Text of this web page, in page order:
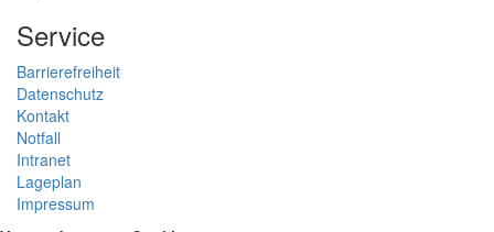
Service
Barrierefreiheit
Datenschutz
Kontakt
Notfall
Intranet
Lageplan
Impressum